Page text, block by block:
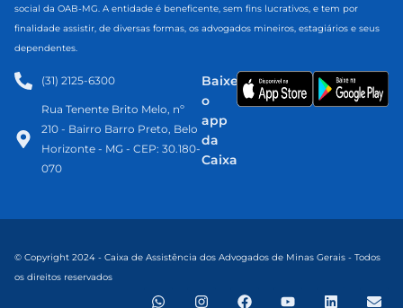
social da OAB-MG. A entidade é beneficente, sem fins lucrativos, e tem por
finalidade assistir, de diversas formas, os advogados mineiros, estagiários e seus
dependentes.
(31) 2125-6300​
Rua Tenente Brito Melo, nº
210 - Bairro Barro Preto, Belo
Horizonte - MG - CEP: 30.180-
070
Baixe
o
app
da
Caixa
© Copyright 2024 - Caixa de Assistência dos Advogados de Minas Gerais - Todos
os direitos reservados